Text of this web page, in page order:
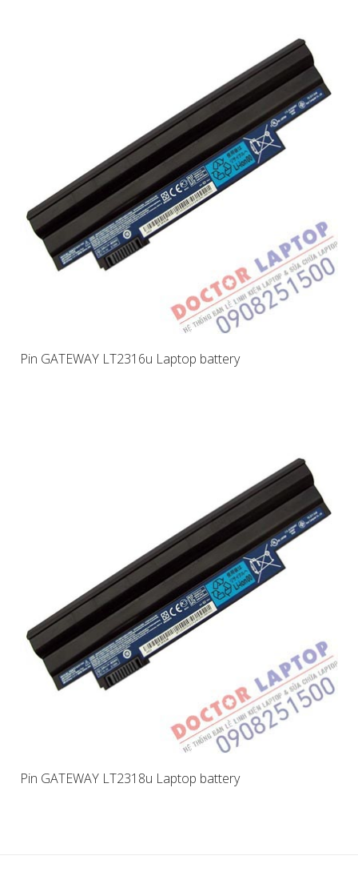
Pin GATEWAY LT2316u Laptop battery
Pin GATEWAY LT2318u Laptop battery